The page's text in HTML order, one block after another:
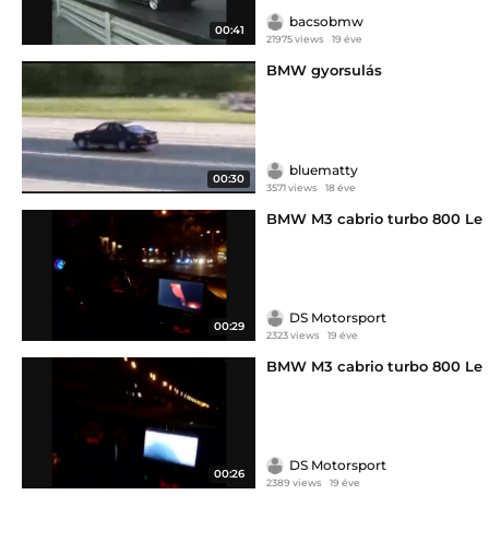
00:41
bacsobmw
21975 views 19 éve
00:30
BMW gyorsulás
bluematty
3571 views 18 éve
00:29
BMW M3 cabrio turbo 800 Le
DS Motorsport
2323 views 19 éve
00:26
BMW M3 cabrio turbo 800 Le
DS Motorsport
2389 views 19 éve